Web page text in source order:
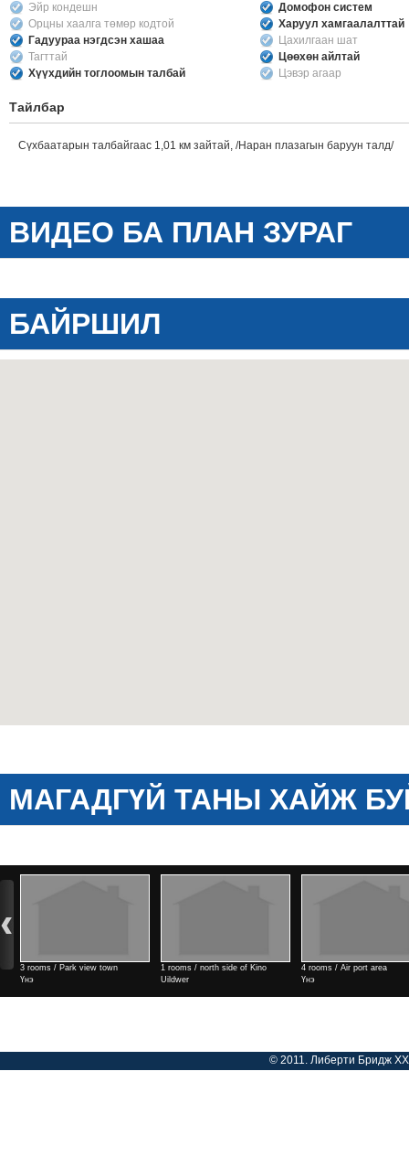
Эйр кондешн
Домофон систем
Орцны хаалга төмөр кодтой
Харуул хамгаалалттай
Гадуураа нэгдсэн хашаа
Цахилгаан шат
Тагттай
Цөөхөн айлтай
Хүүхдийн тоглоомын талбай
Цэвэр агаар
Тайлбар
Сүхбаатарын талбайгаас 1,01 км зайтай, /Наран плазагын баруун талд/
ВИДЕО БА ПЛАН ЗУРАГ
БАЙРШИЛ
МАГАДГҮЙ ТАНЫ ХАЙЖ
3 rooms / Park view town
Үнэ
1 rooms / north side of Kino
Uildwer
4 rooms / Air port area
Үнэ
© 2011. Либерти Бридж